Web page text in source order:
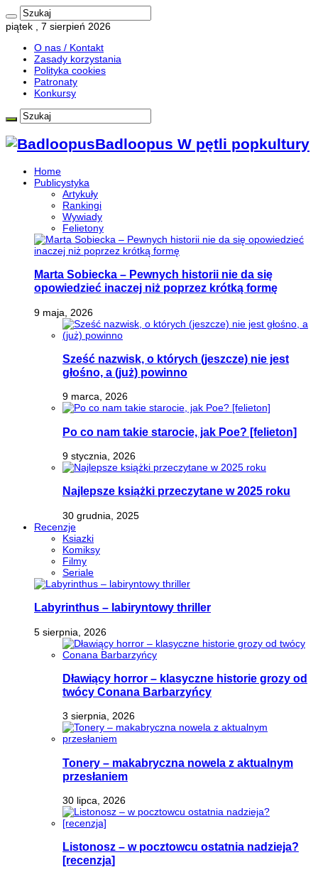
piątek , 7 sierpień 2026
O nas / Kontakt
Zasady korzystania
Polityka cookies
Patronaty
Konkursy
Badloopus W pętli popkultury
Home
Publicystyka
Artykuły
Rankingi
Wywiady
Felietony
Marta Sobiecka – Pewnych historii nie da się
opowiedzieć inaczej niż poprzez krótką formę
9 maja, 2026
Sześć nazwisk, o których (jeszcze) nie jest
głośno, a (już) powinno
9 marca, 2026
Po co nam takie starocie, jak Poe? [felieton]
9 stycznia, 2026
Najlepsze książki przeczytane w 2025 roku
30 grudnia, 2025
Recenzje
Ksiazki
Komiksy
Filmy
Seriale
Labyrinthus – labiryntowy thriller
5 sierpnia, 2026
Dławiący horror – klasyczne historie grozy od
twócy Conana Barbarzyńcy
3 sierpnia, 2026
Tonery – makabryczna nowela z aktualnym
przesłaniem
30 lipca, 2026
Listonosz – w pocztowcu ostatnia nadzieja?
[recenzja]